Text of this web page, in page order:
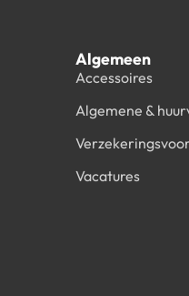
Algemeen
Accessoires
Algemene &
Vacatures